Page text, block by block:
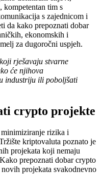
kompetentan tim s
s zajednicom i
da kako prepoznati dobar
ekonomskih i
za dugoročni uspjeh.
rješavaju stvarne
će njihova
industriju ili poboljšati
crypto projekte
rizika i
kriptovaluta poznato je
projekata koji nemaju
prepoznati dobar crypto
projekata svakodnevno